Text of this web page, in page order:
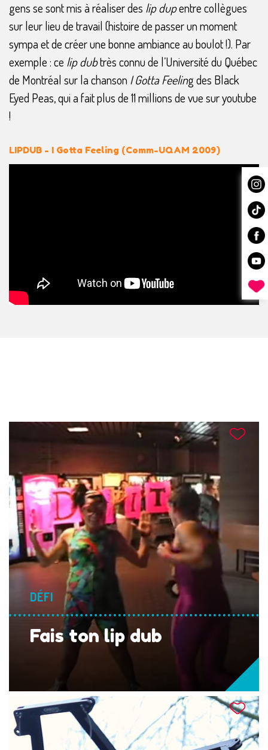
gens se sont mis à réaliser des lip dupentre collègues
sur leur lieu de travail (histoire de passer un moment
sympa et de créer une bonne ambiance au boulot !). Par
exemple : ce lip dubtrès connu de l’Université du Québec
de Montréal sur la chanson I Gotta Feeling des Black
Eyed Peas, qui a fait plus de 11 millions de vue sur youtube
!
LIPDUB - I Gotta Feeling (Comm-UQAM 2009)
DÉFI
Fais ton lip dub